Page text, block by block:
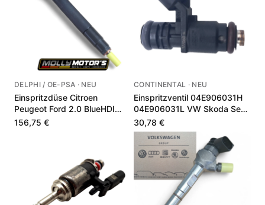
DELPHI / OE-PSA · NEU
Einspritzdüse Citroen
Peugeot Ford 2.0 BlueHDI
TDCi 9674984080
156,75 €
CONTINENTAL · NEU
Einspritzventil 04E906031H
04E906031L VW Skoda Seat
1.2 TSI
30,78 €